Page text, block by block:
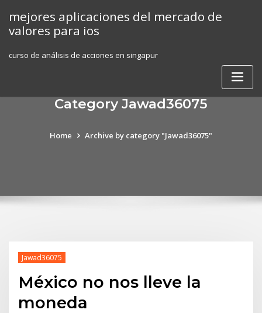
content
mejores aplicaciones del mercado de
valores para ios
curso de análisis de acciones en singapur
Category Jawad36075
Home Archive by category "Jawad36075"
Jawad36075
México no nos lleve la
moneda